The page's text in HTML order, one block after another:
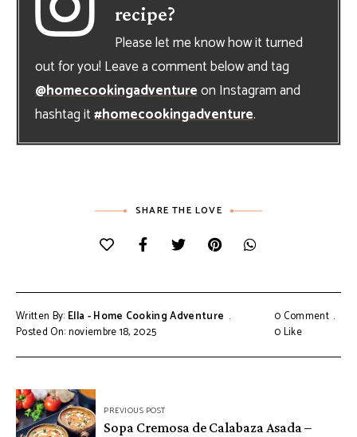
recipe?
Please let me know how it turned
out for you! Leave a comment below and tag
@homecookingadventureon Instagram and
hashtag it#homecookingadventure.
SHARE THE LOVE
Written By: Ella - Home Cooking Adventure
Posted On: noviembre 18, 2025
0 Comment
0Like
Navegación
de
PREVIOUS POST
Sopa Cremosa de Calabaza Asada –